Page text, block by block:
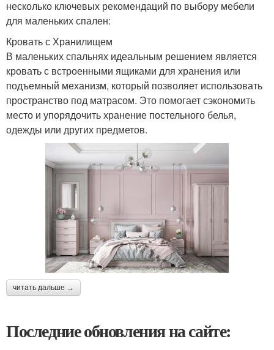
несколько ключевых рекомендаций по выбору мебели
для маленьких спален:
Кровать с Хранилищем
В маленьких спальнях идеальным решением является
кровать с встроенными ящиками для хранения или
подъемный механизм, который позволяет использовать
пространство под матрасом. Это помогает сэкономить
место и упорядочить хранение постельного белья,
одежды или других предметов.
читать дальше →
Последние обновления на сайте: